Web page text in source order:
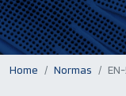
Home Normas EN-